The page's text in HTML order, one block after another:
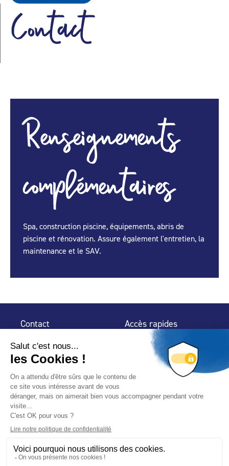
Contact
Renseignements
complémentaires
Spa, construction piscine, équipements, abris de
piscine et rénovation. Assure également l'entretien, la
maintenance et le SAV.
Contact
32 rue de Mogador
75 009 Paris
Accès rapides
Espace Presse
Trouver un
professionnel
Nous suivre